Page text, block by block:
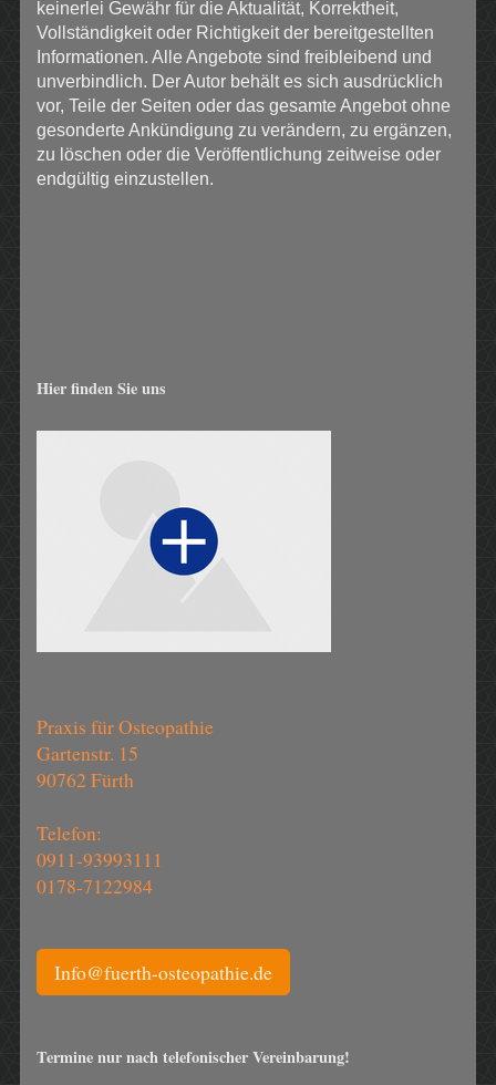
keinerlei Gewähr für die Aktualität, Korrektheit,
Vollständigkeit oder Richtigkeit der bereitgestellten
Informationen. Alle Angebote sind freibleibend und
unverbindlich. Der Autor behält es sich ausdrücklich
vor, Teile der Seiten oder das gesamte Angebot ohne
gesonderte Ankündigung zu verändern, zu ergänzen,
zu löschen oder die Veröffentlichung zeitweise oder
endgültig einzustellen.
Hier finden Sie uns
Praxis für Osteopathie
Gartenstr. 15
90762 Fürth
Telefon:
0911-93993111
0178-7122984
Info@fuerth-osteopathie.de
Termine nur nach telefonischer Vereinbarung!